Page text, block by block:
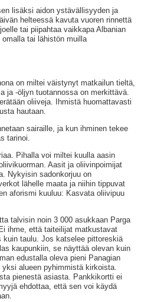
lisäksi aidon ystävällisyyden ja
helteessä kavuta vuoren rinnettä
tai piipahtaa vaikkapa Albanian
omalla tai lähistön muilla
on miltei väistynyt matkailun tieltä,
ja -öljyn tuotannossa on merkittävä.
oliiveja. Ihmistä huomattavasti
hautaan.
sairaille, ja kun ihminen tekee
tarinoi.
Pihalla voi miltei kuulla aasin
Aasit ja oliivinpoimijat
Nykyisin sadonkorjuu on
lähelle maata ja niihin tippuvat
aforismi kuuluu: Kasvata oliivipuu
talvisin noin 3 000 asukkaan Parga
ihme, että taiteilijat matkustavat
kuin taulu. Jos katselee pittoreskiä
kaupunkiin, se näyttää olevan kuin
edustalla oleva pieni Panagian
alueen pyhimmistä kirkoista.
pienestä asiasta. Pankkikortti ei
ehdottaa, että sen voi käydä